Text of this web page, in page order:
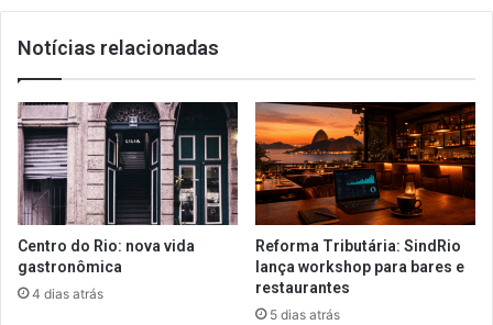
Notícias relacionadas
Centro do Rio: nova vida
gastronômica
4 dias atrás
Reforma Tributária: SindRio
lança workshop para bares e
restaurantes
5 dias atrás